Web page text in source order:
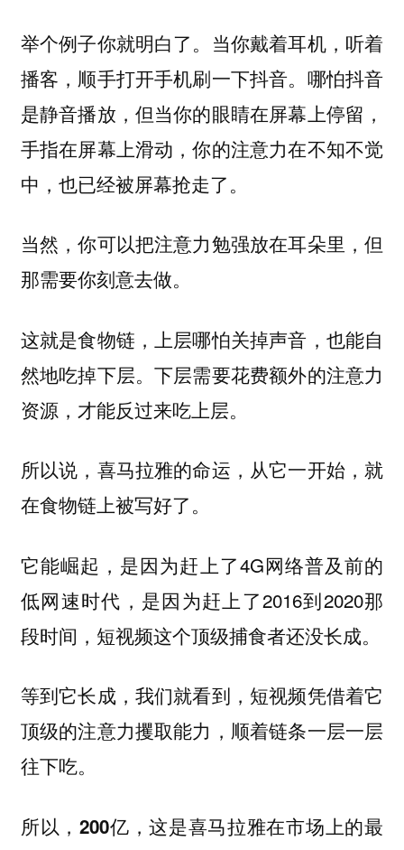
举个例子你就明白了。当你戴着耳机，听着
播客，顺手打开手机刷一下抖音。哪怕抖音
是静音播放，但当你的眼睛在屏幕上停留，
手指在屏幕上滑动，你的注意力在不知不觉
中，也已经被屏幕抢走了。
当然，你可以把注意力勉强放在耳朵里，但
那需要你刻意去做。
这就是食物链，上层哪怕关掉声音，也能自
然地吃掉下层。下层需要花费额外的注意力
资源，才能反过来吃上层。
所以说，喜马拉雅的命运，从它一开始，就
在食物链上被写好了。
它能崛起，是因为赶上了4G网络普及前的
低网速时代，是因为赶上了2016到2020那
段时间，短视频这个顶级捕食者还没长成。
等到它长成，我们就看到，短视频凭借着它
顶级的注意力攫取能力，顺着链条一层一层
往下吃。
所以，200亿，这是喜马拉雅在市场上的最